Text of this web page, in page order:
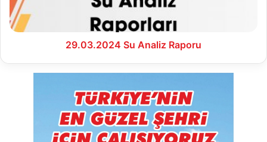
29.03.2024 Su Analiz Raporu